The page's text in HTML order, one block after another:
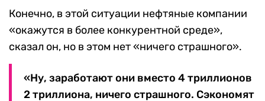
Конечно, в этой ситуации нефтяные компании
«окажутся в более конкурентной среде»,
сказал он, но в этом нет «ничего страшного».
«Ну, заработают они вместо 4 триллионов
2 триллиона, ничего страшного. Сэкономят